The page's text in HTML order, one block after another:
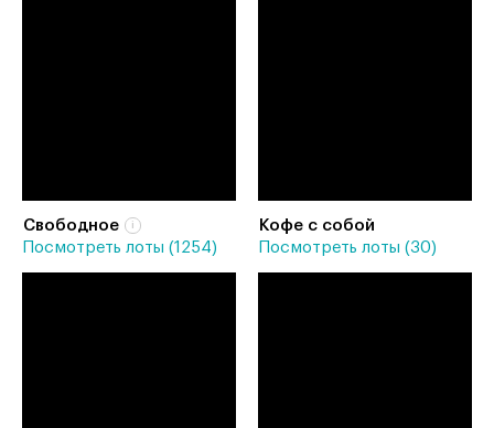
Свободное
Посмотреть лоты (1254)
Кофе с собой
Посмотреть лоты (30)